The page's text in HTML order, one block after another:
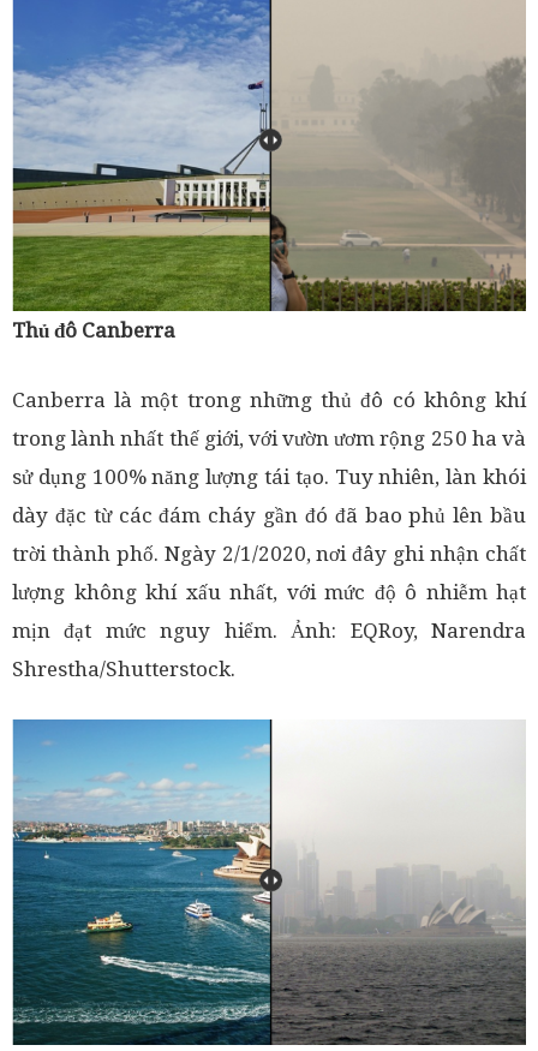
Thủ đô Canberra
Canberra là một trong những thủ đô có không khí
trong lành nhất thế giới, với vườn ươm rộng 250 ha và
sử dụng 100% năng lượng tái tạo. Tuy nhiên, làn khói
dày đặc từ các đám cháy gần đó đã bao phủ lên bầu
trời thành phố. Ngày 2/1/2020, nơi đây ghi nhận chất
lượng không khí xấu nhất, với mức độ ô nhiễm hạt
mịn đạt mức nguy hiểm. Ảnh: EQRoy, Narendra
Shrestha/Shutterstock.